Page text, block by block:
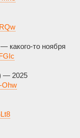
то ноября
— 2025
Ohw